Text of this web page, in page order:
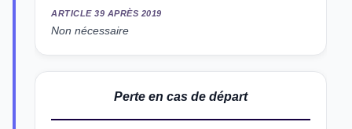
ARTICLE 39 APRÈS 2019
Non nécessaire
Perte en cas de départ